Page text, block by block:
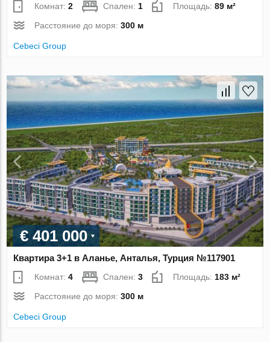
Комнат:2 Спален: 1 Площадь:89 м²
Расстояние до моря:300 м
Cebeci Group
€ 401 000
Квартира 3+1 в Аланье, Анталья, Турция №117901
Комнат:4 Спален:3 Площадь: 183 м²
Расстояние до моря:300 м
Cebeci Group